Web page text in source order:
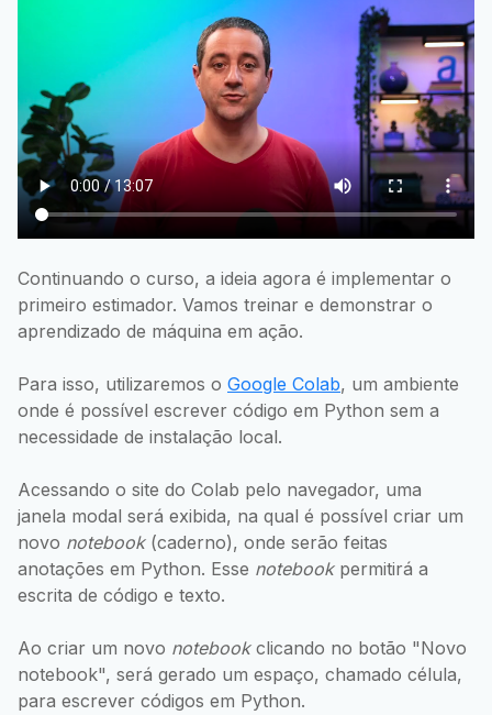
Continuando o curso, a ideia agora é implementar o
primeiro estimador. Vamos treinar e demonstrar o
aprendizado de máquina em ação.
Para isso, utilizaremos o Google Colab, um ambiente
onde é possível escrever código em Python sem a
necessidade de instalação local.
Acessando o site do Colab pelo navegador, uma
janela modal será exibida, na qual é possível criar um
novo notebook(caderno), onde serão feitas
anotações em Python. Esse notebookpermitirá a
escrita de código e texto.
Ao criar um novo notebookclicando no botão "Novo
notebook", será gerado um espaço, chamado célula,
para escrever códigos em Python.